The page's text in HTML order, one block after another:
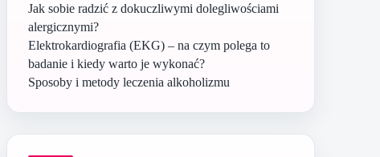
Jak sobie radzić z dokuczliwymi dolegliwościami
alergicznymi?
Elektrokardiografia (EKG) – na czym polega to
badanie i kiedy warto je wykonać?
Sposoby i metody leczenia alkoholizmu